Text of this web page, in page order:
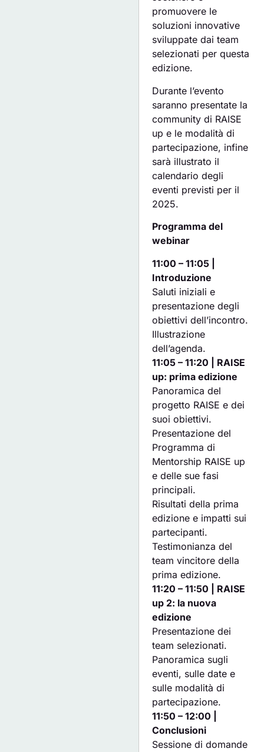
promuovere le
soluzioni innovative
sviluppate dai team
selezionati per questa
edizione.
Durante l’evento
saranno presentate la
community di RAISE
up e le modalità di
partecipazione, infine
sarà illustrato il
calendario degli
eventi previsti per il
2025.
Programma del
webinar
11:00 – 11:05 |
Introduzione
Saluti iniziali e
presentazione degli
obiettivi dell’incontro.
Illustrazione
dell’agenda.
11:05 – 11:20 | RAISE
up: prima edizione
Panoramica del
progetto RAISE e dei
suoi obiettivi.
Presentazione del
Programma di
Mentorship RAISE up
e delle sue fasi
principali.
Risultati della prima
edizione e impatti sui
partecipanti.
Testimonianza del
team vincitore della
prima edizione.
11:20 – 11:50 | RAISE
up 2: la nuova
edizione
Presentazione dei
team selezionati.
Panoramica sugli
eventi, sulle date e
sulle modalità di
partecipazione.
11:50 – 12:00 |
Conclusioni
Sessione di domande